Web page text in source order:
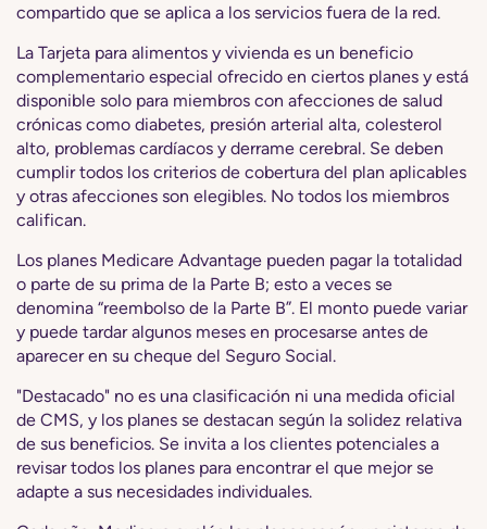
compartido que se aplica a los servicios fuera de la red.
La Tarjeta para alimentos y vivienda es un beneficio
complementario especial ofrecido en ciertos planes y está
disponible solo para miembros con afecciones de salud
crónicas como diabetes, presión arterial alta, colesterol
alto, problemas cardíacos y derrame cerebral. Se deben
cumplir todos los criterios de cobertura del plan aplicables
y otras afecciones son elegibles. No todos los miembros
califican.
Los planes Medicare Advantage pueden pagar la totalidad
o parte de su prima de la Parte B; esto a veces se
denomina “reembolso de la Parte B”. El monto puede variar
y puede tardar algunos meses en procesarse antes de
aparecer en su cheque del Seguro Social.
"Destacado" no es una clasificación ni una medida oficial
de CMS, y los planes se destacan según la solidez relativa
de sus beneficios. Se invita a los clientes potenciales a
revisar todos los planes para encontrar el que mejor se
adapte a sus necesidades individuales.